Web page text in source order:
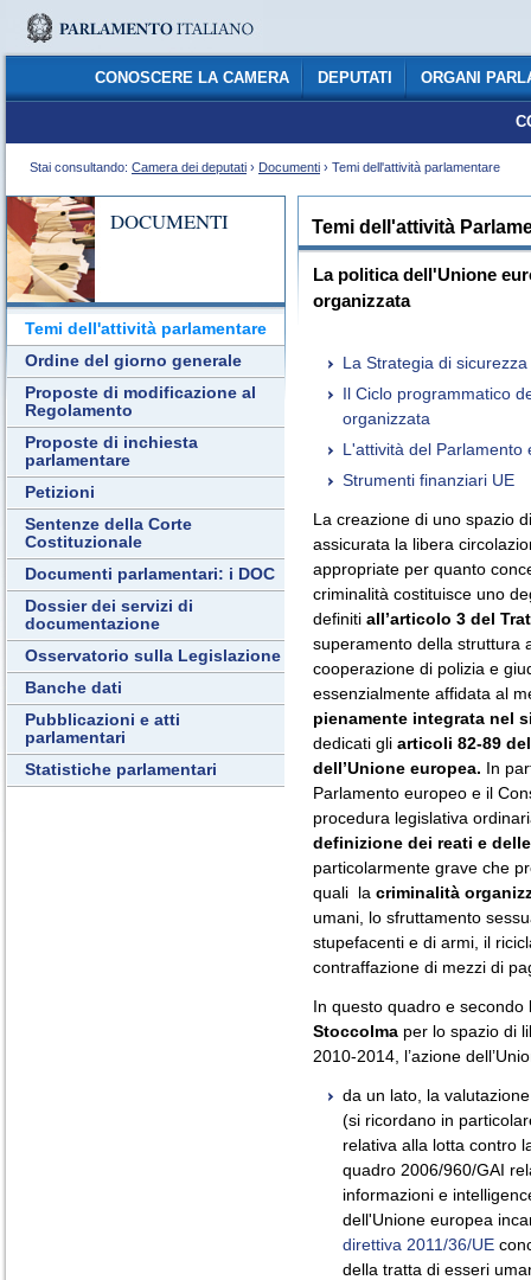
CONOSCERE LA CAMERA DEPUTATI ORGANI
Stai consultando: Camera dei deputati › Documenti › Temi dell'attività parlamentare
DOCUMENTI
Temi dell'attività parlamentare
Ordine del giorno generale
Proposte di modificazione al
Regolamento
Proposte di inchiesta
parlamentare
Petizioni
Sentenze della Corte
Costituzionale
Documenti parlamentari: i DOC
Dossier dei servizi di
documentazione
Osservatorio sulla Legislazione
Banche dati
Pubblicazioni e atti
parlamentari
Statistiche parlamentari
Temi dell'attività
La politica dell'Unione
organizzata
La Strategia di
Il Ciclo programmatico
organizzata
L'attività del Parlamento
Strumenti finanziari UE
La creazione di uno spazio
assicurata la libera
appropriate per quanto
criminalità costituisce uno
definiti all’articolo 3 del
superamento della struttura
cooperazione di polizia e
essenzialmente affidata al
pienamente integrata nel
dedicati gli articoli 82-89
dell’Unione europea. In
Parlamento europeo e il
procedura legislativa
definizione dei reati e
particolarmente grave che
quali la criminalità
umani, lo sfruttamento
stupefacenti e di armi, il
contraffazione di mezzi di
In questo quadro e
Stoccolma per lo spazio di
2010-2014, l’azione
da un lato, la
(si ricordano in
relativa alla lotta contro
quadro 2006/960/GAI
informazioni e
dell'Unione europea
direttiva 2011/36/UE
della tratta di esseri